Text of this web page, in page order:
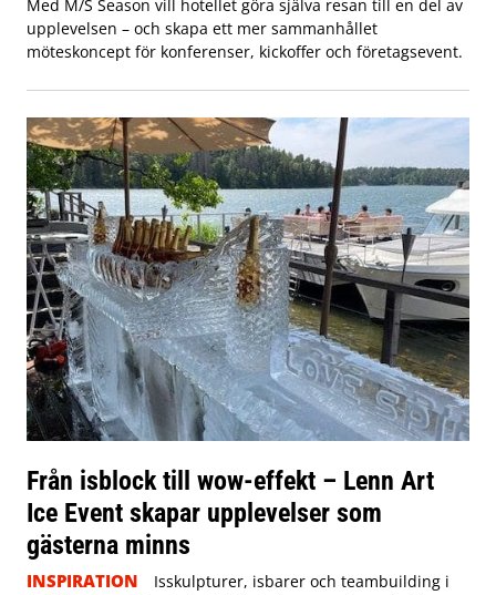
Med M/S Season vill hotellet göra själva resan till en del av
upplevelsen – och skapa ett mer sammanhållet
möteskoncept för konferenser, kickoffer och företagsevent.
Från isblock till wow-effekt – Lenn Art
Ice Event skapar upplevelser som
gästerna minns
INSPIRATION
Isskulpturer, isbarer och teambuilding i